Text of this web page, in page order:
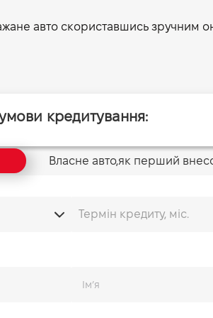
авто скориставшись зручним
кредитування:
Власне авто,як перший